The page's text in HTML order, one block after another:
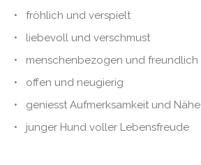
• fröhlich und verspielt
• liebevoll und verschmust
• menschenbezogen und freundlich
• offen und neugierig
• geniesst Aufmerksamkeit und Nähe
• junger Hund voller Lebensfreude